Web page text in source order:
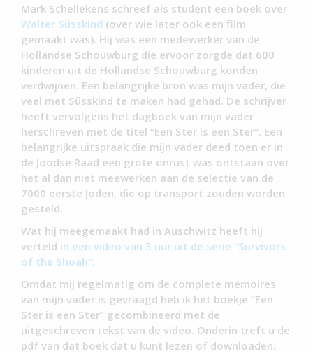
Mark Schellekens schreef als student een boek over
Walter Süsskind (over wie later ook een film
gemaakt was). Hij was een medewerker van de
Hollandse Schouwburg die ervoor zorgde dat 600
kinderen uit de Hollandse Schouwburg konden
verdwijnen. Een belangrijke bron was mijn vader, die
veel met Süsskind te maken had gehad. De schrijver
heeft vervolgens het dagboek van mijn vader
herschreven met de titel “Een Ster is een Ster”. Een
belangrijke uitspraak die mijn vader deed toen er in
de Joodse Raad een grote onrust was ontstaan over
het al dan niet meewerken aan de selectie van de
7000 eerste Joden, die op transport zouden worden
gesteld.
Wat hij meegemaakt had in Auschwitz heeft hij
verteld in een video van 3 uur uit de serie “Survivors
of the Shoah”.
Omdat mij regelmatig om de complete memoires
van mijn vader is gevraagd heb ik het boekje “Een
Ster is een Ster” gecombineerd met de
uitgeschreven tekst van de video. Onderin treft u de
pdf van dat boek dat u kunt lezen of downloaden.